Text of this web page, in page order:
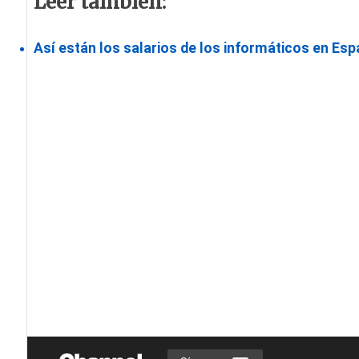
Así están los salarios de los informáticos en